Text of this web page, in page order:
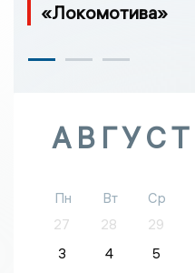
«Локомотива»
АВГУСТ
Пн Вт Ср
27
28 29
3
4 5